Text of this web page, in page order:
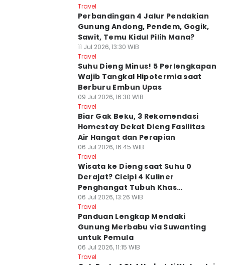
Travel
Perbandingan 4 Jalur Pendakian
Gunung Andong, Pendem, Gogik,
Sawit, Temu Kidul Pilih Mana?
11 Jul 2026, 13:30 WIB
Travel
Suhu Dieng Minus! 5 Perlengkapan
Wajib Tangkal Hipotermia saat
Berburu Embun Upas
09 Jul 2026, 16:30 WIB
Travel
Biar Gak Beku, 3 Rekomendasi
Homestay Dekat Dieng Fasilitas
Air Hangat dan Perapian
06 Jul 2026, 16:45 WIB
Travel
Wisata ke Dieng saat Suhu 0
Derajat? Cicipi 4 Kuliner
Penghangat Tubuh Khas
Wonosobo
06 Jul 2026, 13:26 WIB
Travel
Panduan Lengkap Mendaki
Gunung Merbabu via Suwanting
untuk Pemula
06 Jul 2026, 11:15 WIB
Travel